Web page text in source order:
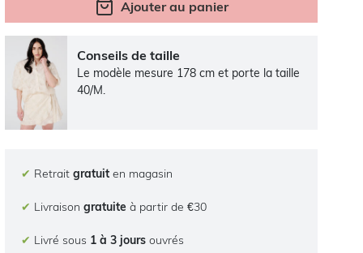
Ajouter au panier
Conseils de taille
Le modèle mesure 178 cm et porte la taille
40/M.
✔ Retraitgratuit en magasin
✔ Livraisongratuite à partir de €30
✔ Livré sous 1 à 3 jours ouvrés